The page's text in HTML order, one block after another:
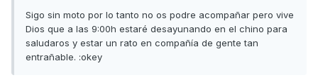
Sigo sin moto por lo tanto no os podre acompañar pero vive
Dios que a las 9:00h estaré desayunando en el chino para
saludaros y estar un rato en compañía de gente tan
entrañable. :okey